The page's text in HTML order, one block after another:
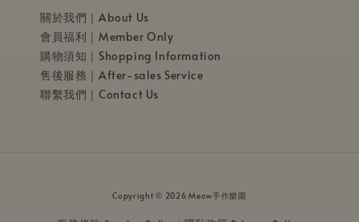
關於我們｜About Us
會員福利｜Member Only
購物須知｜Shopping Information
售後服務｜After-sales Service
聯繫我們｜Contact Us
Copyright © 2026 Meow手作樂園